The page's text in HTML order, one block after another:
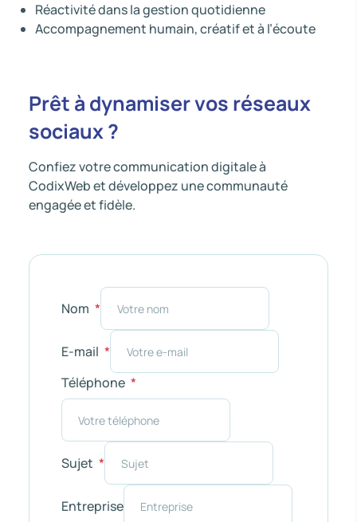
Réactivité dans la gestion quotidienne
Accompagnement humain, créatif et à l’écoute
Prêt à dynamiser vos réseaux
sociaux ?
Confiez votre communication digitale à
CodixWeb et développez une communauté
engagée et fidèle.
Nom
E-mail
Téléphone
Sujet
Entreprise